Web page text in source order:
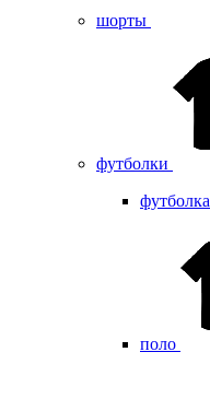
шорты
футболки
футболка
поло